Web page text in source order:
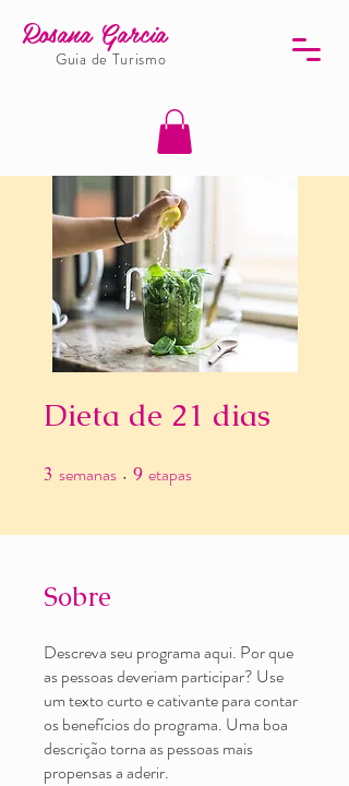
Rosana Garcia
Guia de Turismo
Dieta de 21 dias
3 semanas 3 semanas
9 etapas
Sobre
Descreva seu programa aqui. Por que
as pessoas deveriam participar? Use
um texto curto e cativante para contar
os benefícios do programa. Uma boa
descrição torna as pessoas mais
propensas a aderir.